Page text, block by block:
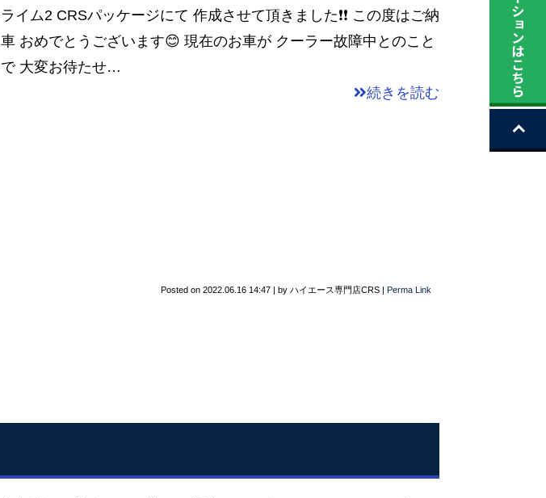
ライム2 CRSパッケージにて 作成させて頂きました❗❗ この度はご納
車 おめでとうございます😊 現在のお車が クーラー故障中とのこと
で 大変お待たせ…
続きを読む
Posted on 2022.06.16 14:47 by ハイエース専門店CRS Perma Link